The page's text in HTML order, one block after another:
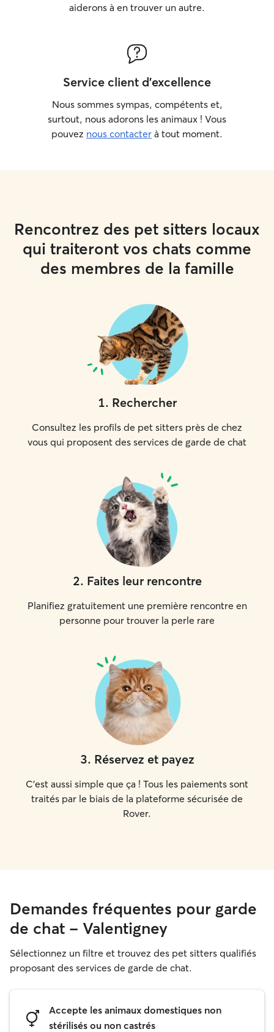
aiderons à en trouver un autre.
Service client d'excellence
Nous sommes sympas, compétents et,
surtout, nous adorons les animaux ! Vous
pouvez nous contacter à tout moment.
Rencontrez des pet sitters locaux
qui traiteront vos chats comme
des membres de la famille
1. Rechercher
Consultez les profils de pet sitters près de chez
vous qui proposent des services de garde de chat
2. Faites leur rencontre
Planifiez gratuitement une première rencontre en
personne pour trouver la perle rare
3. Réservez et payez
C'est aussi simple que ça ! Tous les paiements sont
traités par le biais de la plateforme sécurisée de
Rover.
Demandes fréquentes pour garde
de chat - Valentigney
Sélectionnez un filtre et trouvez des pet sitters qualifiés
proposant des services de garde de chat.
Accepte les animaux domestiques non
stérilisés ou non castrés